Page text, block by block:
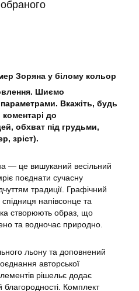
Зоряна у білому кольор
Шиємо
Вкажіть, будь
до
обхват під грудьми,
зріст).
— це вишуканий весільний
поєднати сучасну
традиції. Графічний
напівсонце та
створюють образ, що
та водночас природно.
льону та доповнений
авторської
рішельє додає
благородності. Комплект